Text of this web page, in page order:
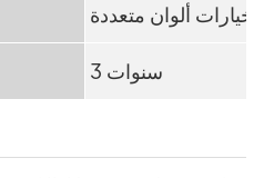
خيارات ألوان متعددة
3 سنوات